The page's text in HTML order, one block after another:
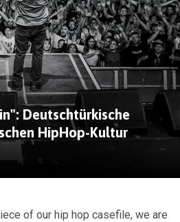
Deutschtürkische
HipHop-Kultur
of our hip hop casefile, we are